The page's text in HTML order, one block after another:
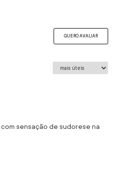
QUERO AVALIAR
sensação de sudorese na